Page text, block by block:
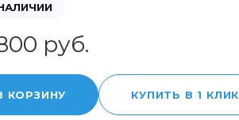
руб.
КОРЗИНУ КУПИТЬ В 1 КЛИК